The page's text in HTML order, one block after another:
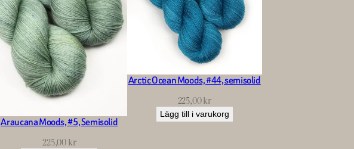
Araucana Moods, #5, Semisolid
225,00kr
Arctic Ocean Moods, #44, semisolid
225,00kr
Lägg till i varukorg